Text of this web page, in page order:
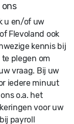
ons
u en/of uw
Flevoland ook
kennis bij
plegen om
vraag. Bij uw
iedere minuut
o.a. het
voor uw
payroll